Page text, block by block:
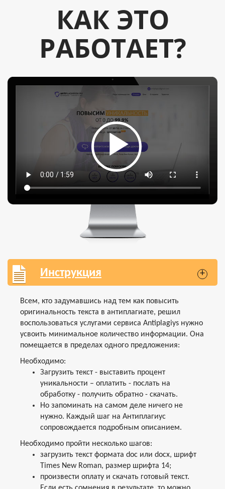
КАК ЭТО
РАБОТАЕТ?
Инструкция +
Всем, кто задумавшись над тем как повысить
оригинальность текста в антиплагиате, решил
воспользоваться услугами сервиса Antiplagiys нужно
усвоить минимальное количество информации. Она
помещается в пределах одного предложения:
Необходимо:
Загрузить текст - выставить процент
уникальности – оплатить - послать на
обработку - получить обратно - скачать.
Но запоминать на самом деле ничего не
нужно. Каждый шаг на Антиплагиус
сопровождается подробным описанием.
Необходимо пройти несколько шагов:
загрузить текст формата doc или docx, шрифт
Times New Roman, размер шрифта 14;
произвести оплату и скачать готовый текст.